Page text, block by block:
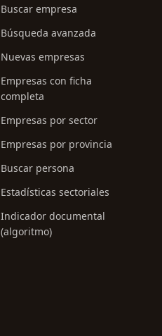
Buscar empresa
Búsqueda avanzada
Nuevas empresas
Empresas con ficha
completa
Empresas por sector
Empresas por provincia
Buscar persona
Estadísticas sectoriales
Indicador documental
(algoritmo)